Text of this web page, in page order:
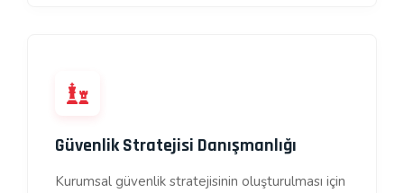
Güvenlik Stratejisi Danışmanlığı
Kurumsal güvenlik stratejisinin oluşturulması için